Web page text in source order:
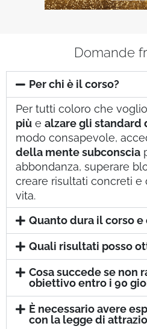
Domande
Per chi è il corso?
Per tutti coloro che
più e alzare gli standard
modo consapevole,
della mente subconscia
abbondanza, superare
creare risultati concreti e
vita.
Quanto dura il corso e
Quali risultati posso
Cosa succede se non
obiettivo entro i 90
È necessario avere
con la legge di